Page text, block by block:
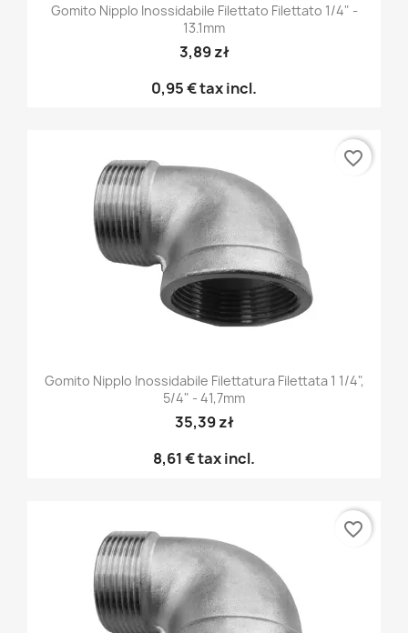
Gomito Nipplo Inossidabile Filettato Filettato 1/4" -
13.1mm
3,89 zł
0,95 €tax incl.
Gomito Nipplo Inossidabile Filettatura Filettata 1 1/4",
5/4" - 41,7mm
35,39 zł
8,61 €tax incl.
favorite_border
favorite_border